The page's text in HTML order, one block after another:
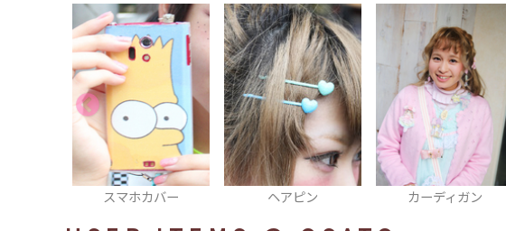
ヘアピン カーディガン チョーカー